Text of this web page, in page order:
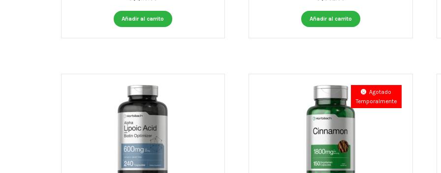
Añadir al carrito Añadir al carrito
Agotado
Temporalmente